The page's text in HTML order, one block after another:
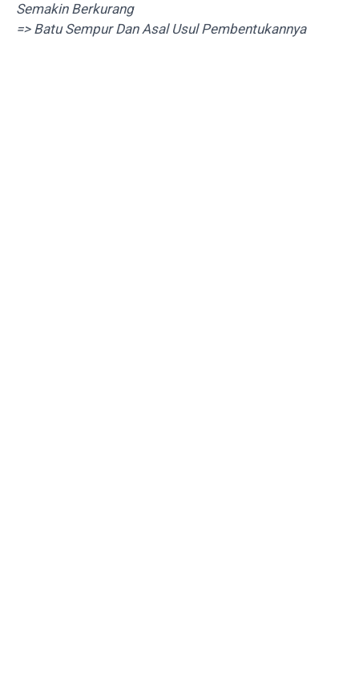
Semakin Berkurang
=> Batu Sempur Dan Asal Usul Pembentukannya